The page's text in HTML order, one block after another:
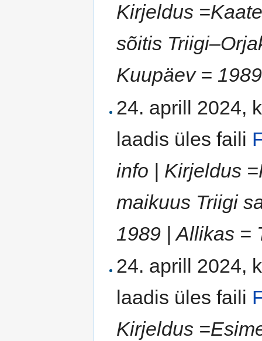
Kirjeldus
sõitis
Kuupäev =
24. aprill 2024,
laadis üles faili
info | Kirjeldus
maikuus Triigi
1989 | Allikas =
24. aprill 2024,
laadis üles faili
Kirjeldus